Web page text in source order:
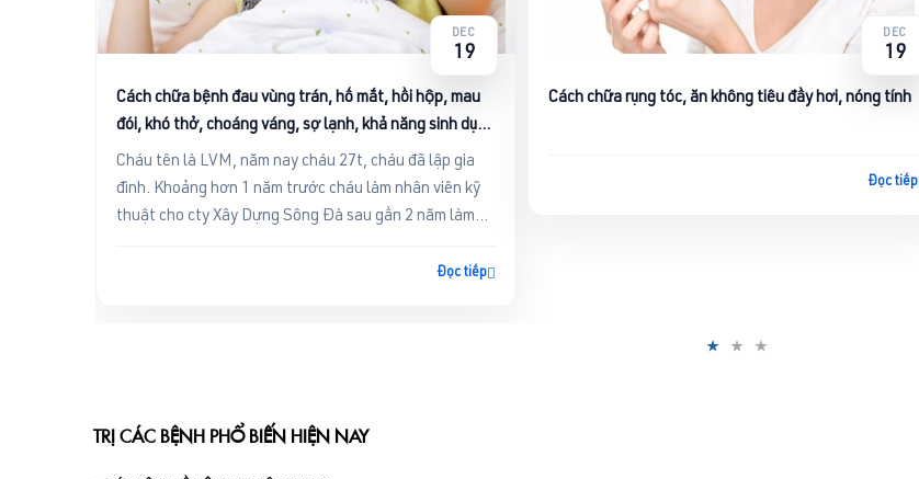
DEC
19
Cách chữa bệnh đau vùng trán, hố mắt, hồi hộp, mau
đói, khó thở, choáng váng, sợ lạnh, khả năng sinh dục
giảm, tê mỏi toàn thân
Cháu tên là LVM, năm nay cháu 27t, cháu đã lập gia
đình. Khoảng hơn 1 năm trước cháu làm nhân viên kỹ
thuật cho cty Xây Dựng Sông Đà sau gần 2 năm làm
Đọc tiếp
DEC
19
Cách chữa rụng tóc, ăn không tiêu đầy hơi, nóng tính
Đọc tiếp
TRỊ CÁC BỆNH PHỔ BIẾN HIỆN NAY